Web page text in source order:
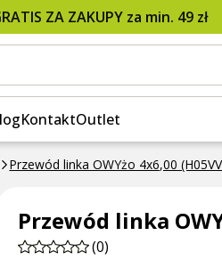
ZA ZAKUPY za min. 49 zł
KontaktOutlet
Przewód linka OWYżo 4x6,00
Przewód linka
(0)